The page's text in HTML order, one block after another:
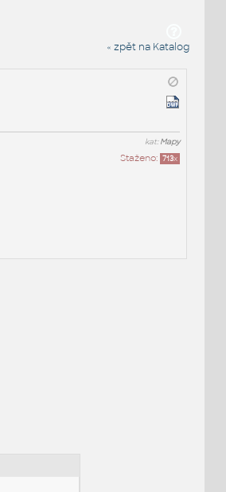
« zpět na Katalog
kat:Mapy
Staženo: 713x